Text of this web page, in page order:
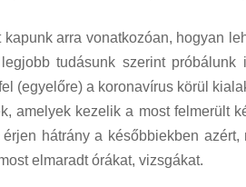
arra vonatkozóan, hogyan
tudásunk szerint
(egyelőre) a koronavírus körül
amelyek kezelik a most felmerült
hátrány a későbbiekben
elmaradt órákat, vizsgákat.